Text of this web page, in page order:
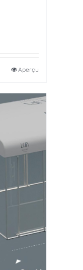
Aperçu